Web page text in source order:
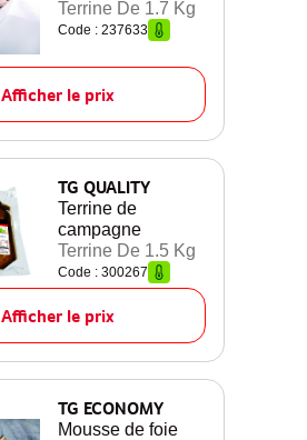
Terrine De 1.7 Kg
Code : 237633
Afficher le prix
TG QUALITY
Terrine de
campagne
Terrine De 1.5 Kg
Code : 300267
Afficher le prix
TG ECONOMY
Mousse de foie